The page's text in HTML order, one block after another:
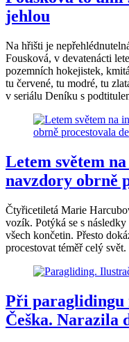
jehlou
Na hřišti je
Fousková, v devatenácti
pozemních hokejistek,
tu červené, tu modré, tu
v seriálu Deníku s
Letem světem
navzdory obrně
Čtyřicetiletá Marie
vozík. Potýká se s
všech končetin. Přesto
procestovat téměř celý svět.
Při paraglidingu
Češka. Narazila